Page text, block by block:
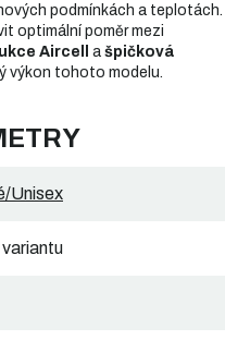
podmínkách a teplotách.
optimální poměr mezi
Aircell a špičková
výkon tohoto modelu.
Unisex